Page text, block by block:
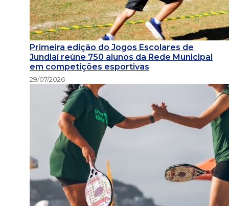
Primeira edição do Jogos Escolares de
Jundiaí reúne 750 alunos da Rede Municipal
em competições esportivas
29/07/2026